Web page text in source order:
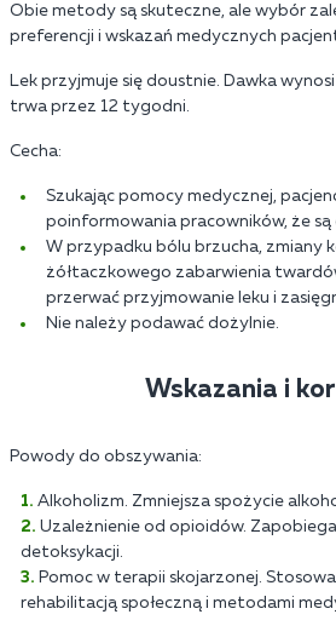
Obie metody są skuteczne, ale wybór
preferencji i wskazań medycznych
Lek przyjmuje się doustnie. Dawka
trwa przez 12 tygodni.
Cecha:
Szukając pomocy medycznej,
poinformowania pracowników, że są
W przypadku bólu brzucha, zmiany
żółtaczkowego zabarwienia
przerwać przyjmowanie leku i
Nie należy podawać dożylnie.
Wskazania i
Powody do obszywania:
Alkoholizm. Zmniejsza spożycie
Uzależnienie od opioidów.
detoksykacji.
Pomoc w terapii skojarzonej.
rehabilitacją społeczną i metodami